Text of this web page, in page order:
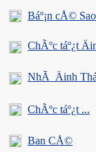
Báº¡n cÅ©
ChÃºc táº¿t
NhÃ Äinh
ChÃºc táº¿t ...
Ban CÅ©